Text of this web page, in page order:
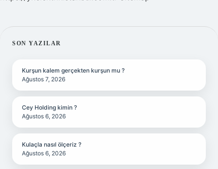
SIDEBAR
SON YAZILAR
Kurşun kalem gerçekten kurşun mu ?
Ağustos 7, 2026
Cey Holding kimin ?
Ağustos 6, 2026
Kulaçla nasıl ölçeriz ?
Ağustos 6, 2026